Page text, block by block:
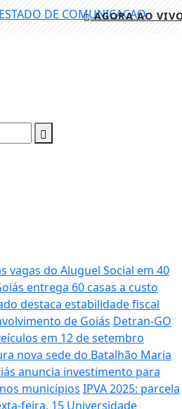
AGORA AO
vagas do Aluguel Social em 40
entrega 60 casas a custo
destaca estabilidade fiscal
de Goiás Detran-GO
em 12 de setembro
nova sede do Batalhão Maria
anuncia investimento para
municípios IPVA 2025: parcela
feira, 15 Universidade